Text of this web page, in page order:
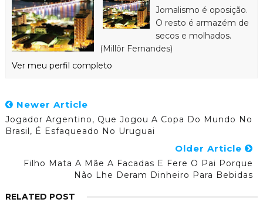
Jornalismo é oposição.
O resto é armazém de
secos e molhados.
(Millôr Fernandes)
Ver meu perfil completo
Newer Article
Jogador Argentino, Que Jogou A Copa Do Mundo No
Brasil, É Esfaqueado No Uruguai
Older Article
Filho Mata A Mãe A Facadas E Fere O Pai Porque
Não Lhe Deram Dinheiro Para Bebidas
RELATED POST